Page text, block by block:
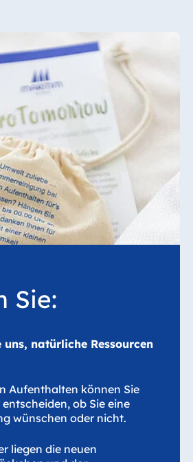
Sie:
uns, natürliche Ressourcen
Aufenthalten können Sie
ob Sie eine
wünschen oder nicht.
liegen die neuen